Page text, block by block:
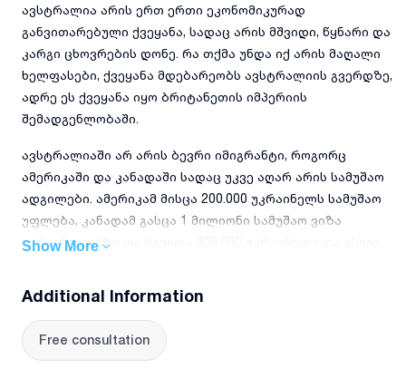
ავსტრალია არის ერთ ერთი ეკონომიკურად
განვითარებული ქვეყანა, სადაც არის მშვიდი, წყნარი და
კარგი ცხოვრების დონე. რა თქმა უნდა იქ არის მაღალი
ხელფასები, ქვეყანა მდებარეობს ავსტრალიის გვერდზე,
ადრე ეს ქვეყანა იყო ბრიტანეთის იმპერიის
შემადგენლობაში.
ავსტრალიაში არ არის ბევრი იმიგრანტი, როგორც
ამერიკაში და კანადაში სადაც უკვე აღარ არის სამუშაო
ადგილები. ამერიკამ მისცა 200.000 უკრაინელს სამუშაო
უფლება, კანადამ გასცა 1 მილიონი სამუშაო ვიზა
უკრაინელებზე და ჩავიდა 300.000 უკრაინელი და ასევე
ძალიან იშვიათად გასცემს ვიზებს, ასევე გაუქმდა
გრინ კარტის ლატარეაც, ასევე შეჩერდა ოფიციალურად
იმიგრაცია ამერიკაში. ავსტრალიაში არის კარგი
Show More
Additional Information
Free consultation